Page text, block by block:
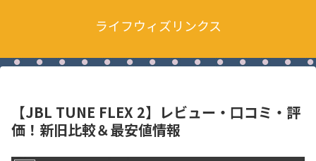
ライフウィズリンクス
【JBL TUNE FLEX 2】レビュー・口コミ・評
価！新旧比較＆最安値情報